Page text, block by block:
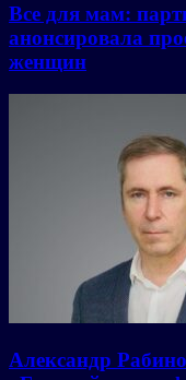
Все для мам:
анонсировала
женщин
Александр